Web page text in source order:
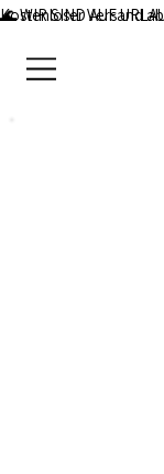
Kostenloser Versand
🌊 WIR SIND AUF